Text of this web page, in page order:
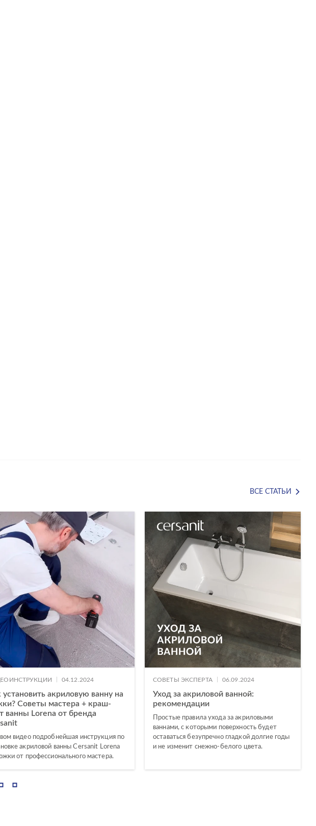
ВСЕ СТАТЬИ
04.12.2024
установить акриловую ванну на
Советы мастера + краш-
ванны Lorena от бренда
видео подробнейшая инструкция по
акриловой ванны Cersanit Lorena
от профессионального мастера.
СОВЕТЫ ЭКСПЕРТА 06.09.2024
Уход за акриловой ванной:
рекомендации
Простые правила ухода за акриловыми
ваннами, с которыми поверхность будет
оставаться безупречно гладкой долгие годы
и не изменит снежно-белого цвета.